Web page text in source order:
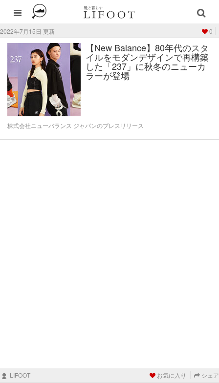
2022年7月15日 更新 0
【New Balance】80年代のスタ
イルをモダンデザインで再構築
した「237」に秋冬のニューカ
ラーが登場
株式会社ニューバランス ジャパンのプレスリリース
LIFOOT お気に入り シェア